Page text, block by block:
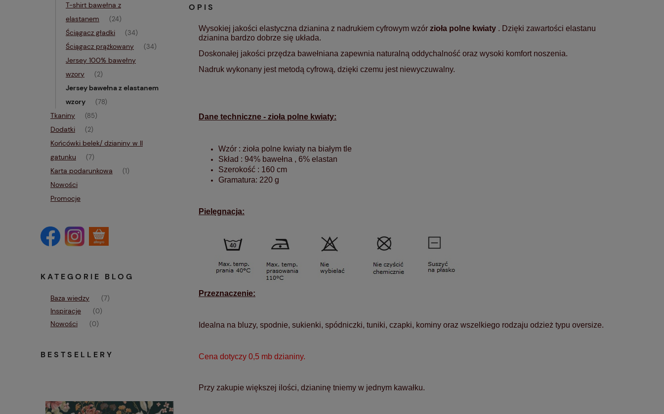
T-shirt bawełna z
elastanem
(24)
Ściągacz gładki (34)
Ściągacz prążkowany (34)
Jersey 100% bawełny
wzory
(2)
Jersey bawełna z elastanem
wzory
(78)
Tkaniny (85)
Dodatki (2)
Końcówki belek/ dzianiny w II
gatunku
(7)
Karta podarunkowa (1)
Nowości
Promocje
KATEGORIE BLOG
Baza wiedzy (7)
Inspiracje (0)
Nowości (0)
BESTSELLERY
OPIS
Wysokiej jakości elastyczna dzianina z nadrukiem cyfrowym wzór zioła polne kwiaty . Dzięki zawartości elastanu
dzianina bardzo dobrze się układa.
Doskonałej jakości przędza bawełniana zapewnia naturalną oddychalność oraz wysoki komfort noszenia.
Nadruk wykonany jest metodą cyfrową, dzięki czemu jest niewyczuwalny.
Dane techniczne - zioła polne kwiaty:
Wzór : zioła polne kwiaty na białym tle
Skład : 94% bawełna , 6% elastan
Szerokość : 160 cm
Gramatura: 220 g
Pielęgnacja:
Przeznaczenie:
Idealna na bluzy, spodnie, sukienki, spódniczki, tuniki, czapki, kominy oraz wszelkiego rodzaju odzież typu oversize.
Cena dotyczy 0,5 mb dzianiny.
Przy zakupie większej ilości, dzianinę tniemy w jednym kawałku.